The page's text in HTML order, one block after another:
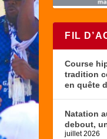
FIL
Course
tradition
en quête
Natation
debout,
juillet 2026